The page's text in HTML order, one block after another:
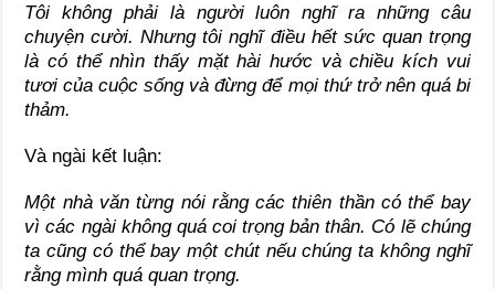
Tôi không phải là người luôn nghĩ ra những câu
chuyện cười. Nhưng tôi nghĩ điều hếtsức quan trọng
là có thể nhìn thấy mặt hài hước vàchiều kích vui
tươi của cuộc sống và đừng để mọi thứ trở nên quá bi
thảm.
Và ngài kết luận:
Một nhà văn từng nói rằng các thiên thần có thể bay
vì các ngài không quá coi trọng bản thân. Có lẽ chúng
ta cũng có thể bay một chút nếu chúng ta không nghĩ
rằng mình quá quan trọng.